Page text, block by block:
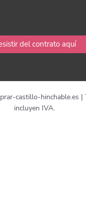
del contrato aquí
castillo-hinchable.es |
incluyen IVA.
contenido bloqueado.